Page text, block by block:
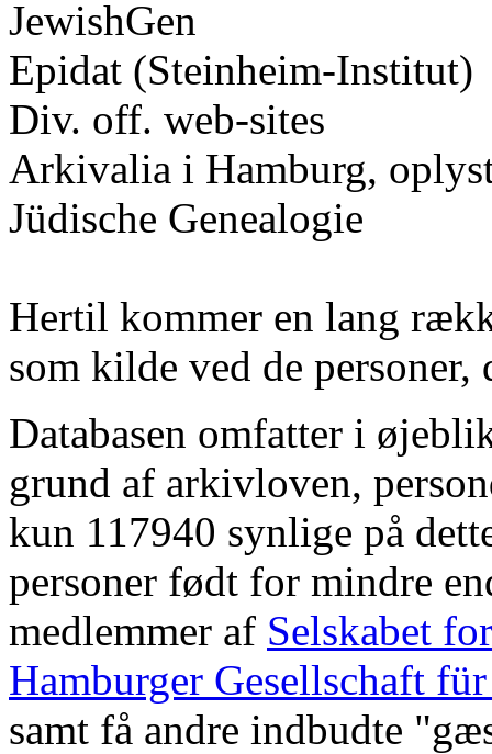
JewishGen
Epidat (Steinheim-Institut)
Div. off. web-sites
Arkivalia i Hamburg,
Jüdische Genealogie
Hertil kommer en lang
som kilde ved de
Databasen omfatter i
grund af arkivloven,
kun 117940 synlige på
personer født for mindre
medlemmer af Selskabet
Hamburger Gesellschaft
samt få andre indbudte